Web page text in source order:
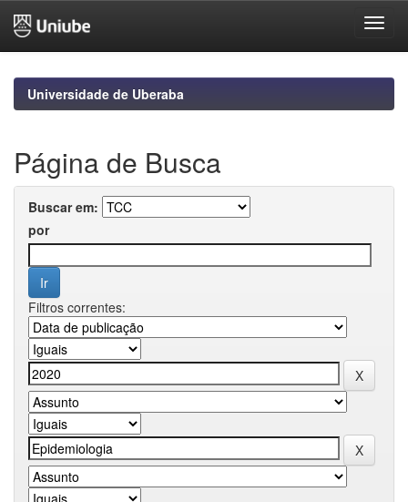
navigationUniversidade de Uberaba
Página de Busca
Buscar em:
por
Filtros correntes: